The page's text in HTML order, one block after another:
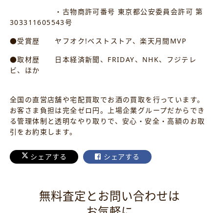
・古物商許可番号 東京都公安委員会許可 第
303311605543号
●受賞歴 ヤフオク!ベストストア、楽天月間MVP
●取材歴 日本経済新聞、FRIDAY、NHK、フジテレ
ビ、ほか
全国の直営店舗や宅配買取でお酒の買取を行っています。
お客さま負担は完全ゼロ円。上場企業グループだからでき
る管理体制と透明なやり取りで、安心・安全・高額のお取
引をお約束します。
シェアする シェアする
無料査定とお問い合わせは